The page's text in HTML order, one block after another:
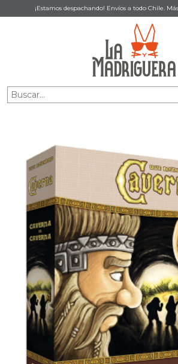
¡Estamos despachando! Envíos a todo Chile.